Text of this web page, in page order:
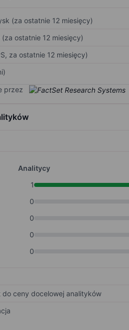
(za ostatnie 12 miesięcy)
ostatnie 12 miesięcy)
za ostatnie 12 miesięcy)
przez
Analitycy
1
0
0
0
0
do ceny docelowej analityków